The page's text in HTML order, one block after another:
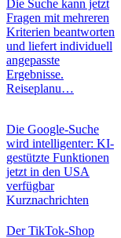
Die Suche kann jetzt
Fragen mit mehreren
Kriterien beantworten
und liefert individuell
angepasste
Ergebnisse.
Reiseplanu…
Die Google-Suche
wird intelligenter: KI-
gestützte Funktionen
jetzt in den USA
verfügbar
Kurznachrichten
Der TikTok-Shop